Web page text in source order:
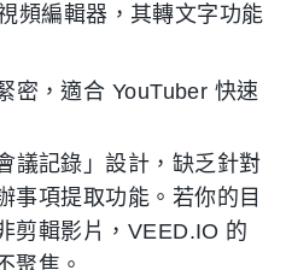
頻編輯器，其轉文字功能
密，適合 YouTuber 快速
議記錄」設計，缺乏針對
事項提取功能。若你的目
剪輯影片，VEED.IO 的
聚焦。